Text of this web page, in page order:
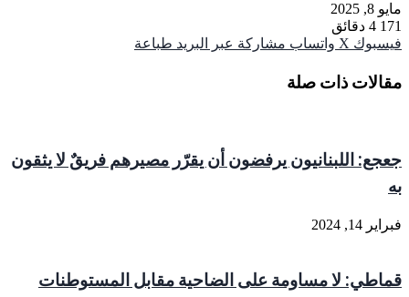
مايو 8, 2025
171 4 دقائق
فيسبوك ‫X واتساب مشاركة عبر البريد طباعة
مقالات ذات صلة
جعجع: اللبنانيون يرفضون أن يقرّر مصيرهم فريقٌ لا يثقون
به
فبراير 14, 2024
قماطي: لا مساومة على الضاحية مقابل المستوطنات